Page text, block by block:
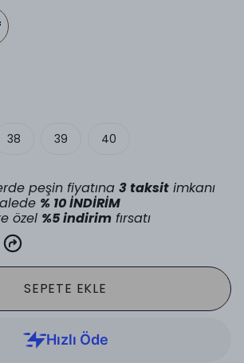
38 39 40
peşin fiyatına 3 taksit imkanı
% 10 İNDİRİM
özel %5 indirim fırsatı
SEPETE EKLE